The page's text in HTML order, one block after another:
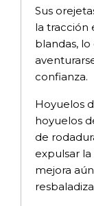
Sus
la tracción
blandas,
confianza.
Hoyuelos
hoyuelos
de
expulsar
mejora